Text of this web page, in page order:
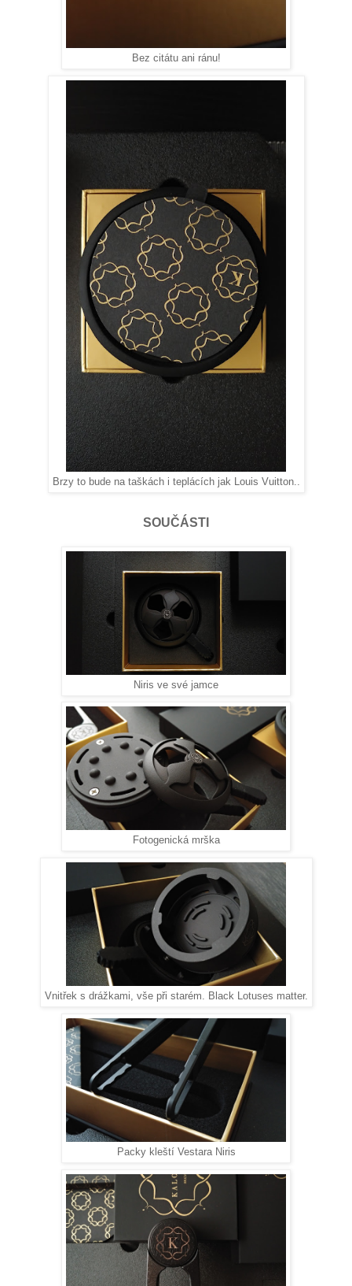
Bez citátu ani ránu!
Brzy to bude na taškách i teplácích jak Louis Vuitton..
SOUČÁSTI
Niris ve své jamce
Fotogenická mrška
Vnitřek s drážkami, vše při starém. Black Lotuses matter.
Packy kleští Vestara Niris